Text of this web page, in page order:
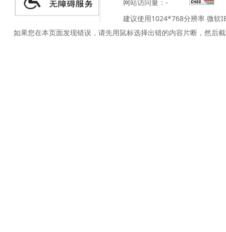
网站访问量： -
建议使用1024*768分辨率 微软
如果您在本页面发现错误，请先用鼠标选择出错的内容片断，然后